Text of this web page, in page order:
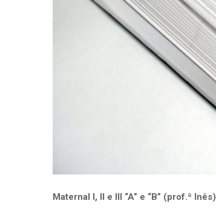
Maternal I, II e III “A” e “B” (prof.ª Inês)